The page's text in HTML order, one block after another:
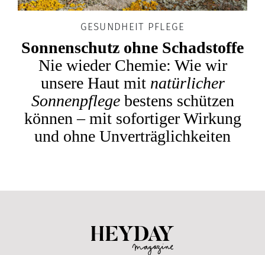
GESUNDHEIT PFLEGE
Sonnenschutz ohne Schadstoffe
Nie wieder Chemie: Wie wir
unsere Haut mit natürlicher
Sonnenpflegebestens schützen
können – mit sofortiger Wirkung
und ohne Unverträglichkeiten